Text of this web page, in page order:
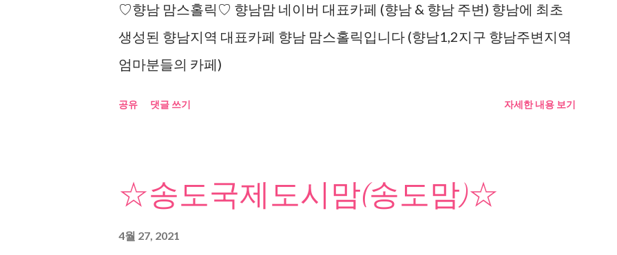
♡향남 맘스홀릭♡ 향남맘 네이버 대표카페 (향남 & 향남 주변) 향남에 최초
생성된 향남지역 대표카페 향남 맘스홀릭입니다 (향남1,2지구 향남주변지역
엄마분들의 카페)
공유 댓글 쓰기 자세한 내용 보기
☆송도국제도시맘(송도맘)☆
4월 27, 2021